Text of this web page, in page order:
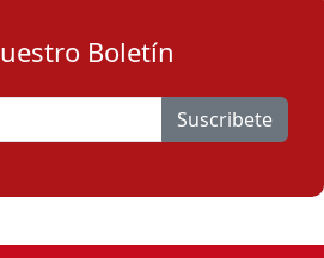
Boletín
Suscribete